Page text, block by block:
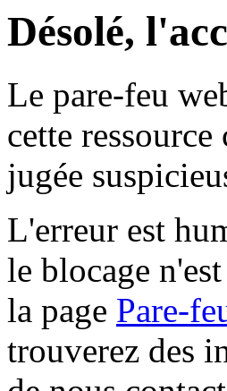
Désolé,
Le pare-feu
cette
jugée
L'erreur est
le blocage
la page Pare-
trouverez des